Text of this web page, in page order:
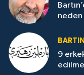
neden
9